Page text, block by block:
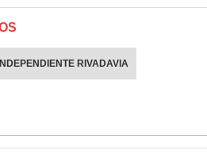
INDEPENDIENTE RIVADAVIA